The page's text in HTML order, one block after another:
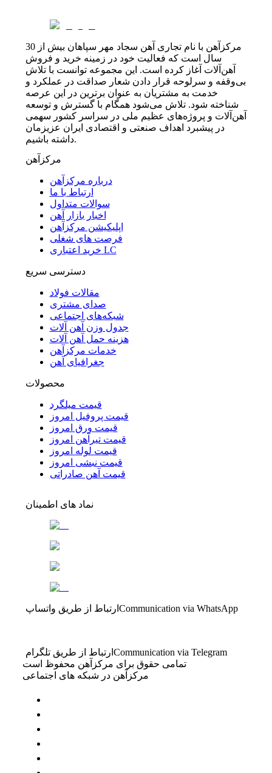
مرکزآهن با نام تجاری آهن سجاد مهر سپاهان بیش از 30
سال است که فعالیت خود در زمینه خرید و فروش
آهن‌آلات آغاز کرده است. این مجموعه توانست با تلاش
بی‌وقفه و سرلوحه قرار دادن شعار صداقت در عملکرد و
خدمت به مشتریان به عنوان برترین در این عرصه
شناخته شود. تلاش می‌شود همگام با گسترش و توسعه
آهن‌آلات و پروژه‌های عظیم ملی در سراسر کشور سهمی
در پیشبرد اهداف صنعتی و اقتصادی ایران عزیزمان
داشته باشیم.
مرکزآهن
درباره مرکزآهن
ارتباط با ما
سوالات متداول
اخبار بازار آهن
اپلیکیشن مرکزآهن
فرصت های شغلی
خرید اعتباری LC
دسترسی سریع
مقالات فولاد
صدای مشتری
شبکه‌های اجتماعی
جدول وزن آهن آلات
هزینه حمل آهن آلات
خدمات مرکزآهن
جغرافیای آهن
محصولات
قیمت میلگرد
قیمت پروفیل امروز
قیمت ورق امروز
قیمت تیرآهن امروز
قیمت لوله امروز
قیمت نبشی امروز
قیمت آهن صادراتی
نماد های اطمینان
ارتباط از طریق واتساپ Communication via WhatsApp
ارتباط از طریق تلگرام Communication via Telegram
تمامی حقوق برای مرکزآهن محفوظ است
مرکزآهن در شبکه های اجتماعی